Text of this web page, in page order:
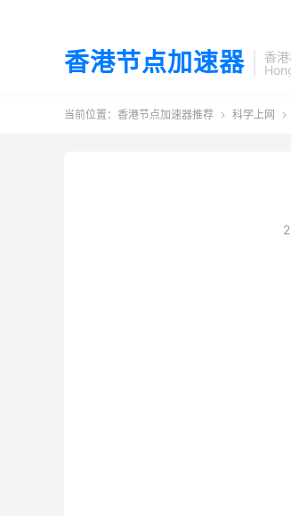
香港节点加速器
香
当前位置： 香港节点加速器推荐  科学上网 